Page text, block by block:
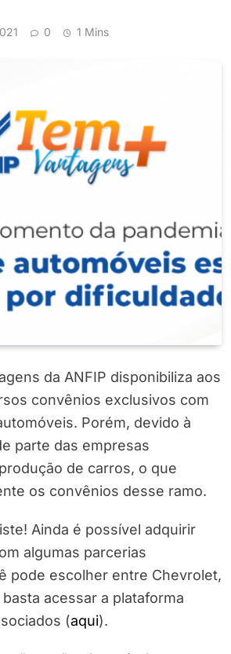
0 1 Mins
da ANFIP disponibiliza aos
convênios exclusivos com
Porém, devido à
parte das empresas
de carros, o que
os convênios desse ramo.
Ainda é possível adquirir
algumas parcerias
pode escolher entre Chevrolet,
acessar a plataforma
(aqui).